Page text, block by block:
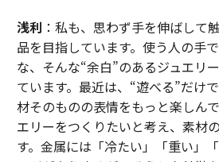
浅利 ：私も、思わず手を伸ばして
品を目指しています。使う人の手
な、そんな“余白”のあるジュエリ
ています。最近は、“遊べる”だけ
材そのものの表情をもっと楽しん
エリーをつくりたいと考え、素材
す。金属には「冷たい」「重い」